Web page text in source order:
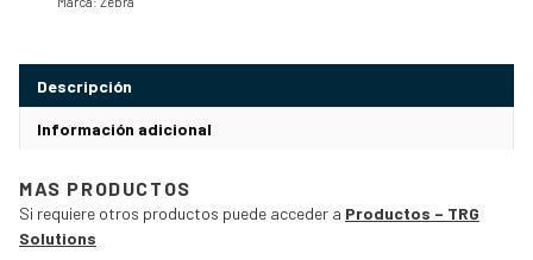
Descripción
Información adicional
MAS PRODUCTOS
Si requiere otros productos puede acceder a Productos – TRG
Solutions